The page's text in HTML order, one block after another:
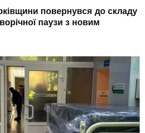
повернувся до складу
паузи з новим